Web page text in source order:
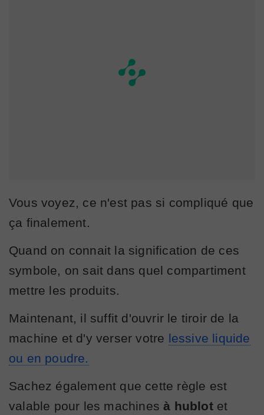
Vous voyez, ce n'est pas si compliqué que
ça finalement.
Quand on connait la signification de ces
symbole, on sait dans quel compartiment
mettre les produits.
Maintenant, il suffit d'ouvrir le tiroir de la
machine et d'y verser votre lessive liquide
ou en poudre.
Sachez également que cette règle est
valable pour les machinesà hublotet